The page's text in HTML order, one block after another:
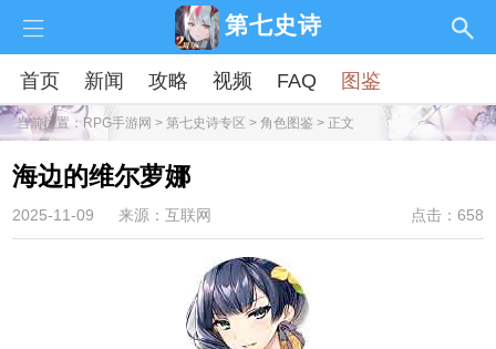
第七史诗
首页 新闻 攻略 视频 FAQ 图鉴
当前位置：RPG手游网 > 第七史诗专区 > 角色图鉴 > 正文
海边的维尔萝娜
2025-11-09 来源：互联网 点击：658